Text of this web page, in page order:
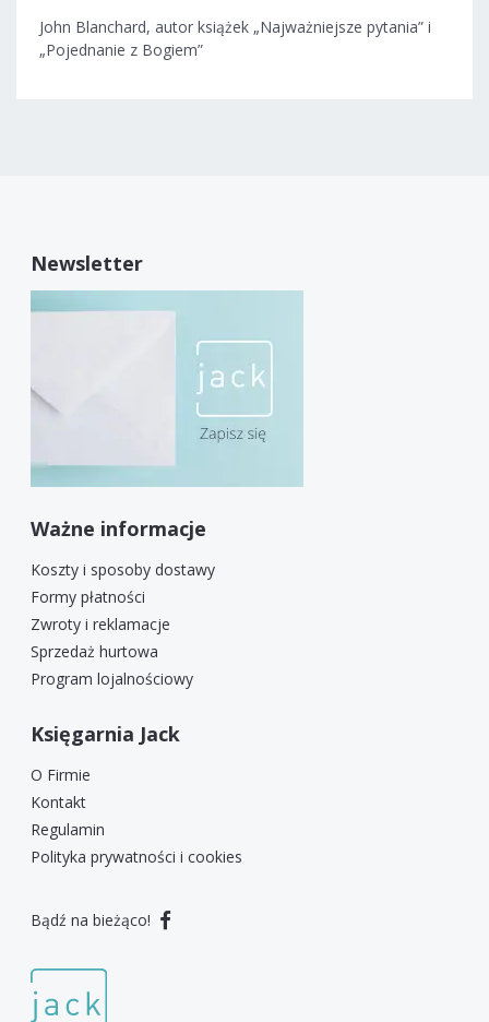
John Blanchard, autor książek „Najważniejsze pytania” i
„Pojednanie z Bogiem”
Newsletter
Ważne informacje
Koszty i sposoby dostawy
Formy płatności
Zwroty i reklamacje
Sprzedaż hurtowa
Program lojalnościowy
Księgarnia Jack
O Firmie
Kontakt
Regulamin
Polityka prywatności i cookies
Bądź na bieżąco!